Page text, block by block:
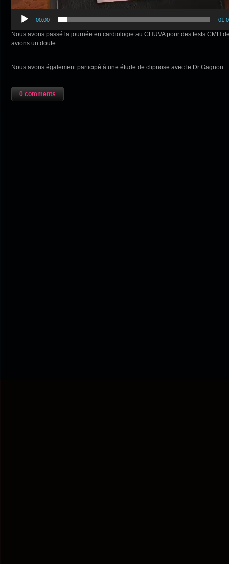
00:00
Nous avons passé la journée en cardiologie au CHUVA pour des tests CMH
avions un doute.
Nous avons également participé à une étude de clipnose avec le Dr Gagnon.
0 comments